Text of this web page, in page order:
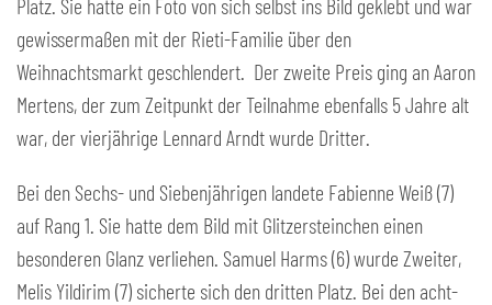
Platz. Sie hatte ein Foto von sich selbst ins Bild geklebt und war
gewissermaßen mit der Rieti-Familie über den
Weihnachtsmarkt geschlendert. Der zweite Preis ging an Aaron
Mertens, der zum Zeitpunkt der Teilnahme ebenfalls 5 Jahre alt
war, der vierjährige Lennard Arndt wurde Dritter.
Bei den Sechs- und Siebenjährigen landete Fabienne Weiß (7)
auf Rang 1. Sie hatte dem Bild mit Glitzersteinchen einen
besonderen Glanz verliehen. Samuel Harms (6) wurde Zweiter,
Melis Yildirim (7) sicherte sich den dritten Platz. Bei den acht-